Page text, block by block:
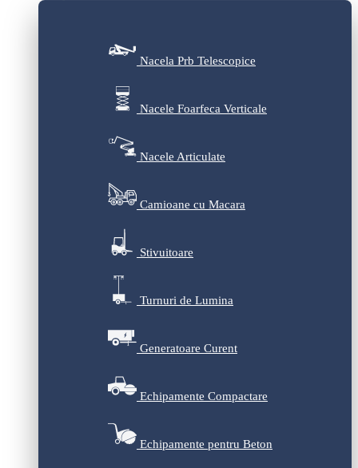
Nacela Prb Telescopice
Nacele Foarfeca Verticale
Nacele Articulate
Camioane cu Macara
Stivuitoare
Turnuri de Lumina
Generatoare Curent
Echipamente Compactare
Echipamente pentru Beton